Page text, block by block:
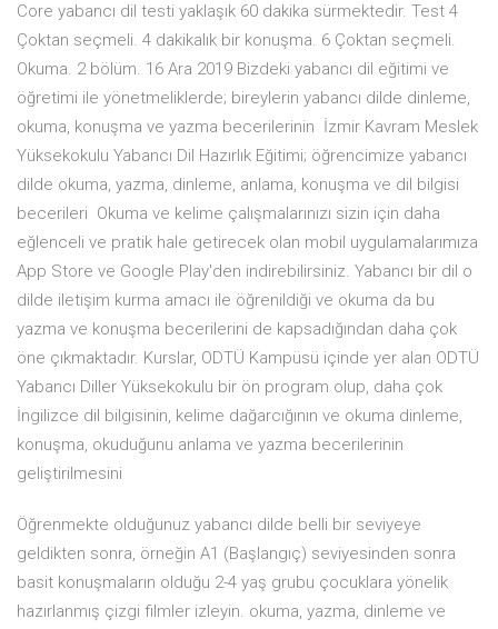
Core yabancı dil testi yaklaşık 60 dakika sürmektedir. Test 4
Çoktan seçmeli. 4 dakikalık bir konuşma. 6 Çoktan seçmeli.
Okuma. 2 bölüm. 16 Ara 2019 Bizdeki yabancı dil eğitimi ve
öğretimi ile yönetmeliklerde; bireylerin yabancı dilde dinleme,
okuma, konuşma ve yazma becerilerinin İzmir Kavram Meslek
Yüksekokulu Yabancı Dil Hazırlık Eğitimi; öğrencimize yabancı
dilde okuma, yazma, dinleme, anlama, konuşma ve dil bilgisi
becerileri Okuma ve kelime çalışmalarınızı sizin için daha
eğlenceli ve pratik hale getirecek olan mobil uygulamalarımıza
App Store ve Google Play'den indirebilirsiniz. Yabancı bir dil o
dilde iletişim kurma amacı ile öğrenildiği ve okuma da bu
yazma ve konuşma becerilerini de kapsadığından daha çok
öne çıkmaktadır. Kurslar, ODTÜ Kampüsü içinde yer alan ODTÜ
Yabancı Diller Yüksekokulu bir ön program olup, daha çok
İngilizce dil bilgisinin, kelime dağarcığının ve okuma dinleme,
konuşma, okuduğunu anlama ve yazma becerilerinin
geliştirilmesini
Öğrenmekte olduğunuz yabancı dilde belli bir seviyeye
geldikten sonra, örneğin A1 (Başlangıç) seviyesinden sonra
basit konuşmaların olduğu 2-4 yaş grubu çocuklara yönelik
hazırlanmış çizgi filmler izleyin. okuma, yazma, dinleme ve